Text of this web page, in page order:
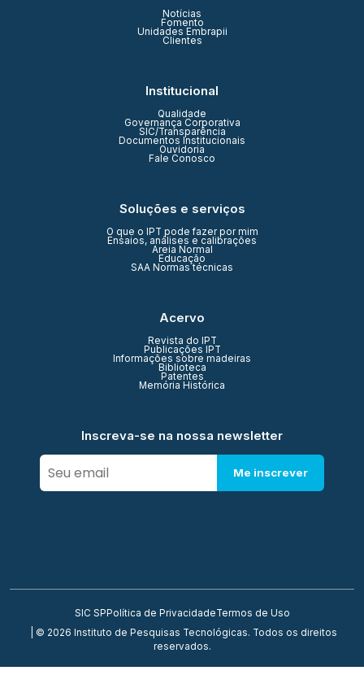
Notícias
Fomento
Unidades Embrapii
Clientes
Institucional
Qualidade
Governança Corporativa
SIC/Transparência
Documentos Institucionais
Ouvidoria
Fale Conosco
Soluções e serviços
O que o IPT pode fazer por mim
Ensaios, análises e calibrações
Areia Normal
Educação
SAA Normas técnicas
Acervo
Revista do IPT
Publicações IPT
Informações sobre madeiras
Biblioteca
Patentes
Memória Histórica
Inscreva-se na nossa newsletter
Me inscrever
SIC SP Política de PrivacidadeTermos de Uso
| © 2026 Instituto de Pesquisas Tecnológicas. Todos os direitos
reservados.